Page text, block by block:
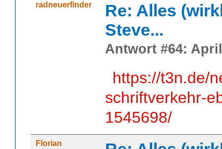
radneuerfinder
Re: Alles
Steve...
Antwort #64:
https://t3n.de/
schriftverkehr-
1545698/
Florian